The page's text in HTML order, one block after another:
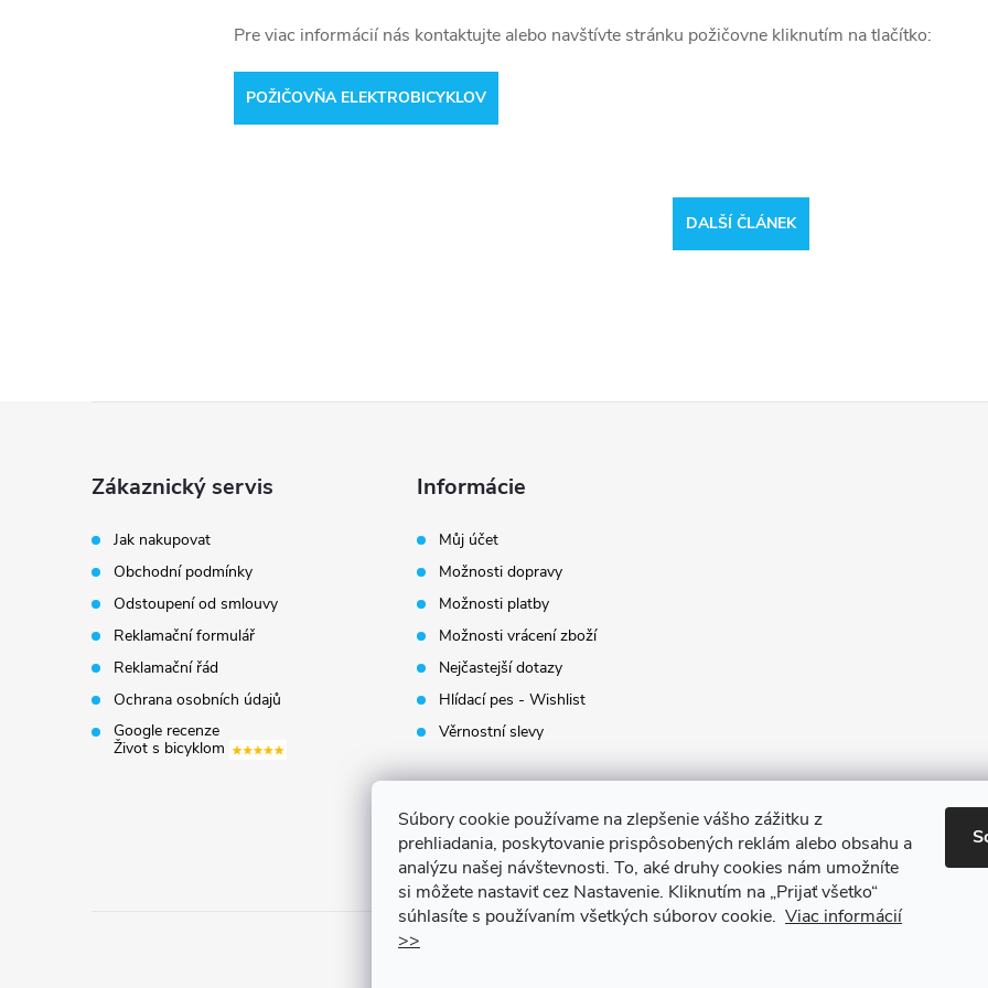
Súbory cookie používame na zlepšenie vášho zážitku z
prehliadania, poskytovanie prispôsobených reklám alebo obsahu a
analýzu našej návštevnosti. To, aké druhy cookies nám umožníte
si môžete nastaviť cez Nastavenie. Kliknutím na „Prijať všetko“
súhlasíte s používaním všetkých súborov cookie. Viac informácií
>>
Pre viac informácií nás kontaktujte alebo navštívte stránku požičovne kliknutím na tlačítko:
POŽIČOVŇA ELEKTROBICYKLOV
DALŠÍ ČLÁNEK
Zákaznický servis
Jak nakupovat
Obchodní podmínky
Odstoupení od smlouvy
Reklamační formulář
Reklamační řád
Ochrana osobních údajů
Google recenze
Život s bicyklom
Informácie
Můj účet
Možnosti dopravy
Možnosti platby
Možnosti vrácení zboží
Nejčastejší dotazy
Hlídací pes - Wishlist
Věrnostní slevy